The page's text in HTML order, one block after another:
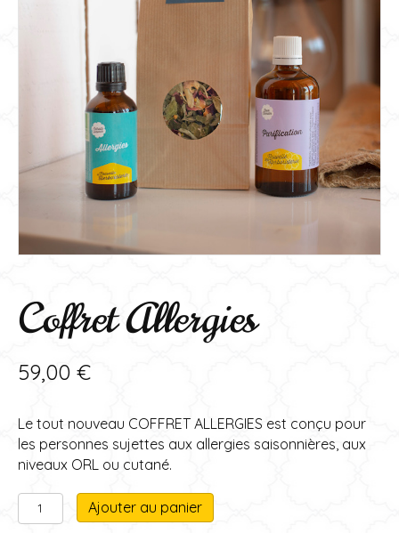
Coffret Allergies
59,00 €
Le tout nouveau COFFRET ALLERGIES est conçu pour
les personnes sujettes aux allergies saisonnières, aux
niveaux ORL ou cutané.
quantité
de
Ajouter au panier
l